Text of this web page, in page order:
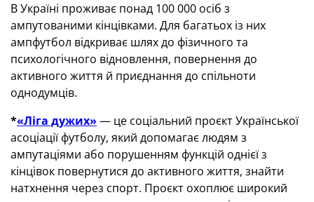
В Україні проживає понад 100 000 осіб з
ампутованими кінцівками. Для багатьох із них
ампфутбол відкриває шлях до фізичного та
психологічного відновлення, повернення до
активного життя й приєднання до спільноти
однодумців.
*«Ліга дужих» — це соціальний проєкт Української
асоціації футболу, який допомагає людям з
ампутаціями або порушенням функцій однієї з
кінцівок повернутися до активного життя, знайти
натхнення через спорт. Проєкт охоплює широкий